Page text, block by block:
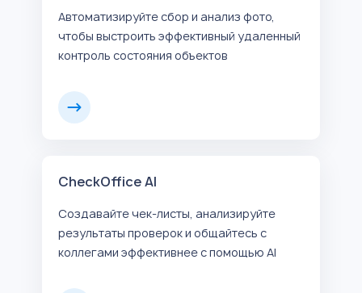
Автоматизируйте сбор и анализ фото,
чтобы выстроить эффективный удаленный
контроль состояния объектов
CheckOffice AI
Создавайте чек-листы, анализируйте
результаты проверок и общайтесь с
коллегами эффективнее с помощью AI